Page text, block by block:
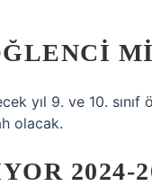
yıl 9. ve 10.
olacak.
2024-